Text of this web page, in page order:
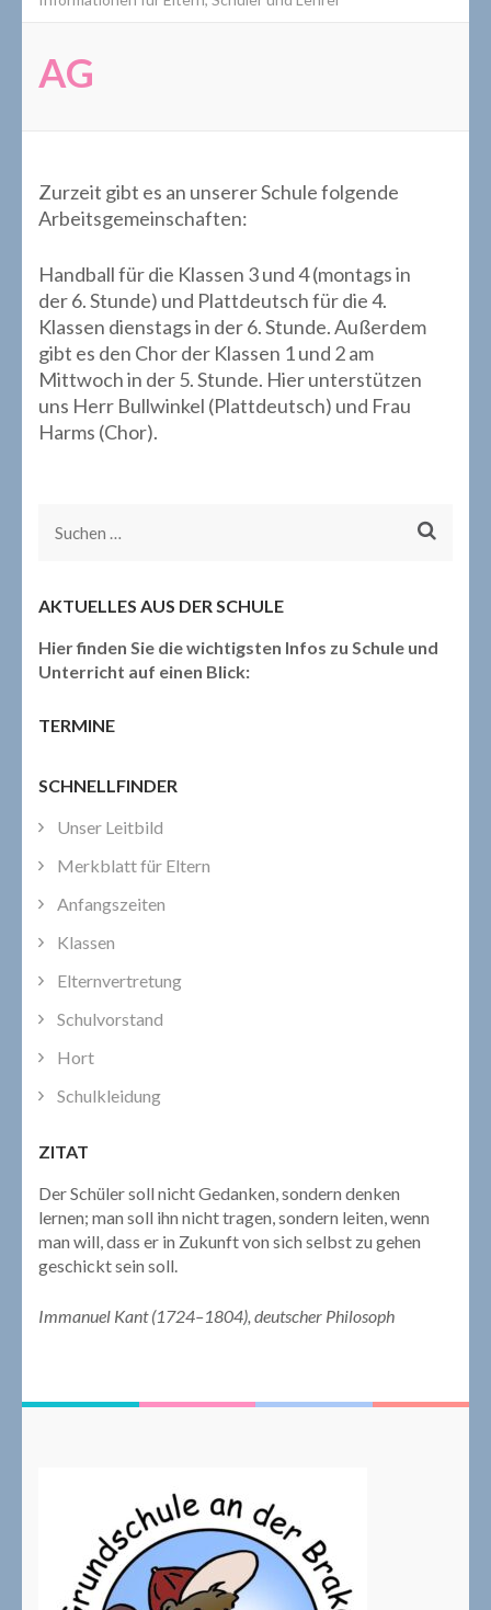
AG
Zurzeit gibt es an unserer Schule folgende
Arbeitsgemeinschaften:
Handball für die Klassen 3 und 4 (montags in
der 6. Stunde) und Plattdeutsch für die 4.
Klassen dienstags in der 6. Stunde. Außerdem
gibt es den Chor der Klassen 1 und 2 am
Mittwoch in der 5. Stunde. Hier unterstützen
uns Herr Bullwinkel (Plattdeutsch) und Frau
Harms (Chor).
Suchen
AKTUELLES AUS DER SCHULE
Hier finden Sie die wichtigsten Infos zu Schule und
Unterricht auf einen Blick:
TERMINE
SCHNELLFINDER
Unser Leitbild
Merkblatt für Eltern
Anfangszeiten
Klassen
Elternvertretung
Schulvorstand
Hort
Schulkleidung
ZITAT
Der Schüler soll nicht Gedanken, sondern denken
lernen; man soll ihn nicht tragen, sondern leiten, wenn
man will, dass er in Zukunft von sich selbst zu gehen
geschickt sein soll.
Immanuel Kant (1724–1804), deutscher Philosoph